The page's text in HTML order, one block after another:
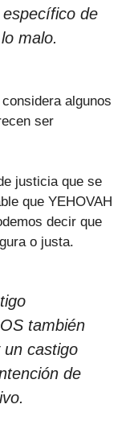
de
malo.
algunos
ser
justicia que se
que YEHOVAH
decir que
o justa.
también
castigo
de